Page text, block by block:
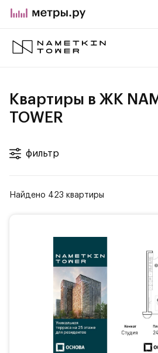
Квартиры в ЖК
TOWER
фильтр
Найдено 423 квартиры